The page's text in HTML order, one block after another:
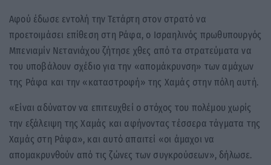
Αφού έδωσε εντολή την Τετάρτη στον στρατό να
προετοιμάσει επίθεση στη Ράφα, ο Ισραηλινός πρωθυπουργός
Μπενιαμίν Νετανιάχου ζήτησε χθες από τα στρατεύματα να
του υποβάλουν σχέδιο για την «απομάκρυνση» των αμάχων
της Ράφα και την «καταστροφή» της Χαμάς στην πόλη αυτή.
«Είναι αδύνατον να επιτευχθεί ο στόχος του πολέμου χωρίς
την εξάλειψη της Χαμάς και αφήνοντας τέσσερα τάγματα της
Χαμάς στη Ράφα», και αυτό απαιτεί «οι άμαχοι να
απομακρυνθούν από τις ζώνες των συγκρούσεων», δήλωσε.